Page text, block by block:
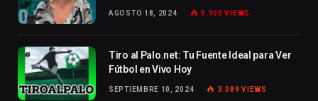
AGOSTO 18, 2024 5.900VIEWS
Tiro al Palo.net: Tu Fuente Ideal para Ver
Fútbol en Vivo Hoy
SEPTIEMBRE 10, 2024 3.089VIEWS